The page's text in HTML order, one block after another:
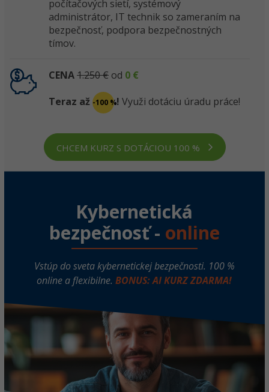
počítačových sietí, systémový
administrátor, IT technik so zameraním na
bezpečnosť, podpora bezpečnostných
tímov.
CENA1.250 €od 0 €
Teraz až -100 %! Využi dotáciu úradu práce!
CHCEM KURZ S DOTÁCIOU 100 %
Kybernetická
bezpečnosť - online
Vstúp do sveta kybernetickej bezpečnosti. 100 %
online a flexibilne.BONUS: AI KURZ ZDARMA!